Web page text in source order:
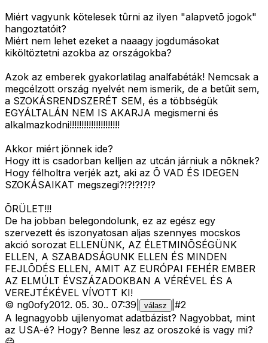
Miért vagyunk kötelesek tûrni az ilyen "alapvetõ jogok"
hangoztatóit?
Miért nem lehet ezeket a naaagy jogdumásokat
kiköltöztetni azokba az országokba?
Azok az emberek gyakorlatilag analfabéták! Nemcsak a
megcélzott ország nyelvét nem ismerik, de a betûit sem,
a SZOKÁSRENDSZERÉT SEM, és a többségük
EGYÁLTALÁN NEM IS AKARJA megismerni és
alkalmazkodni!!!!!!!!!!!!!!!!!!!!!
Akkor miért jönnek ide?
Hogy itt is csadorban kelljen az utcán járniuk a nõknek?
Hogy félholtra verjék azt, aki az Õ VAD ÉS IDEGEN
SZOKÁSAIKAT megszegi?!?!?!?!?
ÕRÜLET!!!
De ha jobban belegondolunk, ez az egész egy
szervezett és iszonyatosan aljas szennyes mocskos
akció sorozat ELLENÜNK, AZ ÉLETMINÕSÉGÜNK
ELLEN, A SZABADSÁGUNK ELLEN ÉS MINDEN
FEJLÕDÉS ELLEN, AMIT AZ EURÓPAI FEHÉR EMBER
AZ ELMÚLT ÉVSZÁZADOKBAN A VÉRÉVEL ÉS A
VEREJTÉKÉVEL VÍVOTT KI!
© ng0ofy2012. 05. 30.. 07:39 válasz #2
A legnagyobb ujjlenyomat adatbázist? Nagyobbat, mint
az USA-é? Hogy? Benne lesz az oroszoké is vagy mi?